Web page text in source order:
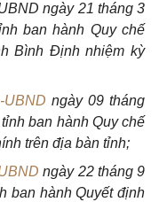
ngày 21 tháng 3
ban hành Quy chế
Bình Định nhiệm kỳ
UBND ngày 09 tháng
ban hành Quy chế
trên địa bàn tỉnh;
ngày 22 tháng 9
ban hành Quyết định